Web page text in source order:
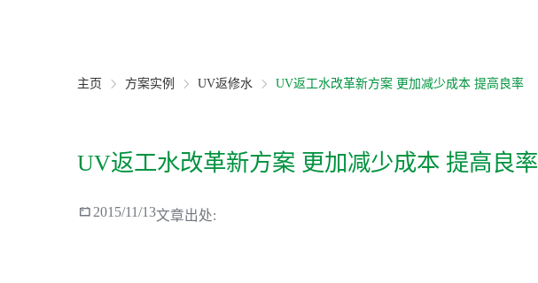
主页 方案实例 UV返修水 UV返工水改革新方案 更加减少成本 提高良率
UV返工水改革新方案 更加减少成本 提高良率
 2015/11/13文章出处: